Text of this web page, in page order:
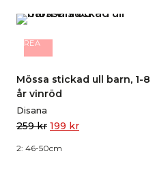
REA
Mössa stickad ull barn, 1-8
år vinröd
Disana
259kr 199 kr
2: 46-50cm